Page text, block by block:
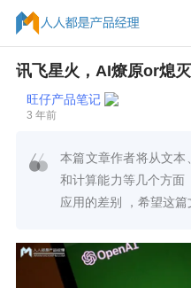
讯飞星火，AI燎原or熄灭
旺仔产品笔记
3 年前
本篇文章作者将从文本
和计算能力等几个方面
应用的差别 ，希望这篇